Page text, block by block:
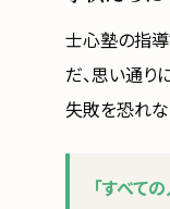
士心塾の指導
だ、思い通り
失敗を恐れな
「すべて